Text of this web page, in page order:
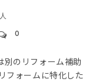
0
別のリフォーム補助
フォームに特化した